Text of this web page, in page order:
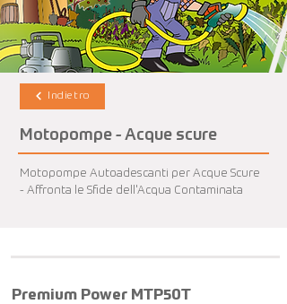
Indietro
Motopompe - Acque scure
Motopompe Autoadescanti per Acque Scure
- Affronta le Sfide dell'Acqua Contaminata
Premium Power MTP50T